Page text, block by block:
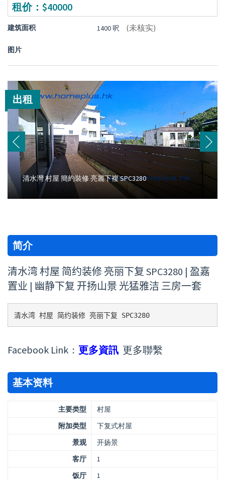
租价：$40000
建筑面积 1400 呎 (未核实)
图片
出租
清水灣 村屋 簡約裝修 亮麗下複 SPC3280
简介
清水湾 村屋 简约装修 ​​亮丽下复 SPC3280 | 盈嘉
置业 | 幽静下复 开扬山景 光猛雅洁 三房一套
清水湾 村屋 简约装修 ​​亮丽下复 SPC3280
Facebook Link : 更多資訊 更多聯繫
基本资料
主要类型
村屋
附加类型
下复式村屋
景观
开扬景
客厅
1
饭厅
1